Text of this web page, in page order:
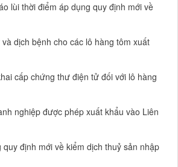
lùi thời điểm áp dụng quy định mới về
dịch bệnh cho các lô hàng tôm xuất
cấp chứng thư điện tử đối với lô hàng
nghiệp được phép xuất khẩu vào Liên
quy định mới về kiểm dịch thuỷ sản nhập